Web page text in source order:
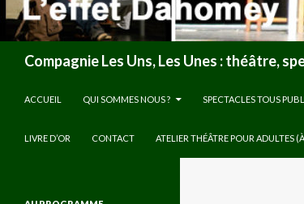
Compagnie Les Uns, Les Unes : théâtre,
ACCUEIL
QUI SOMMES NOUS ? SPECTACLES TOUS
LIVRE D’OR CONTACT ATELIER THÉÂTRE POUR ADULTES